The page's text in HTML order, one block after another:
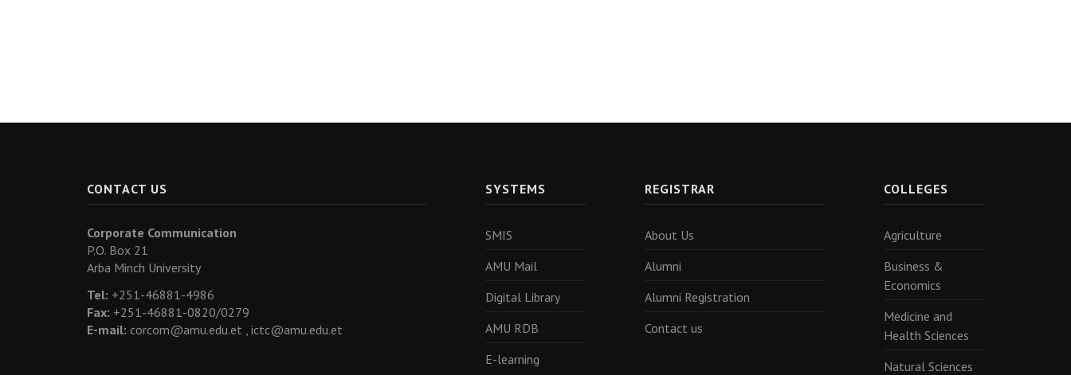
CONTACT US
Corporate Communication
P.O. Box 21
Arba Minch University
Tel: +251-46881-4986
Fax: +251-46881-0820/0279
E-mail: corcom@amu.edu.et , ictc@amu.edu.et
SYSTEMS
SMIS
AMU Mail
Digital Library
AMU RDB
E-learning
REGISTRAR
About Us
Alumni
Alumni Registration
Contact us
COLLEGES
Agriculture
Business &
Economics
Medicine and
Health Sciences
Natural Sciences